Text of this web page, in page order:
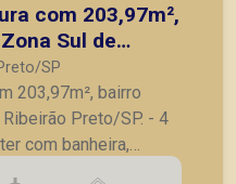
com 203,97m²,
Sul de
SP
203,97m², bairro
Preto/SP. - 4
com banheira,
- Sala para 02